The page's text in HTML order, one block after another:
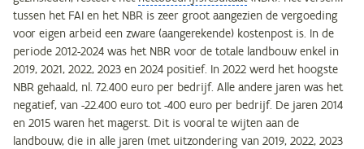
tussen het FAI en het NBR is zeer groot aangezien de vergoeding
voor eigen arbeid een zware (aangerekende) kostenpost is. In de
periode 2012-2024 was het NBR voor de totale landbouw enkel in
2019, 2021, 2022, 2023 en 2024 positief. In 2022 werd het hoogste
NBR gehaald, nl. 72.400 euro per bedrijf. Alle andere jaren was het
negatief, van -22.400 euro tot -400 euro per bedrijf. De jaren 2014
en 2015 waren het magerst. Dit is vooral te wijten aan de
landbouw, die in alle jaren (met uitzondering van 2019, 2022, 2023